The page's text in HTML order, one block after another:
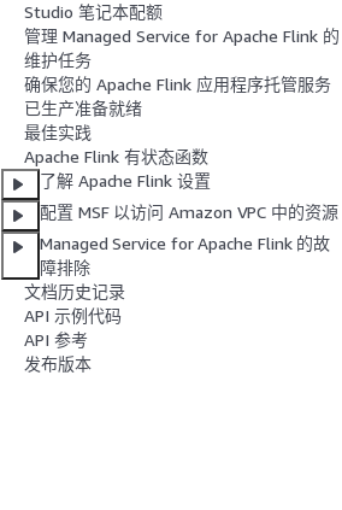
Studio 笔记本配额
管理 Managed Service for Apache Flink 的
维护任务
确保您的 Apache Flink 应用程序托管服务
已生产准备就绪
最佳实践
Apache Flink 有状态函数
了解 Apache Flink 设置
配置 MSF 以访问 Amazon VPC 中的资源
Managed Service for Apache Flink 的故
障排除
文档历史记录
API 示例代码
API 参考
发布版本